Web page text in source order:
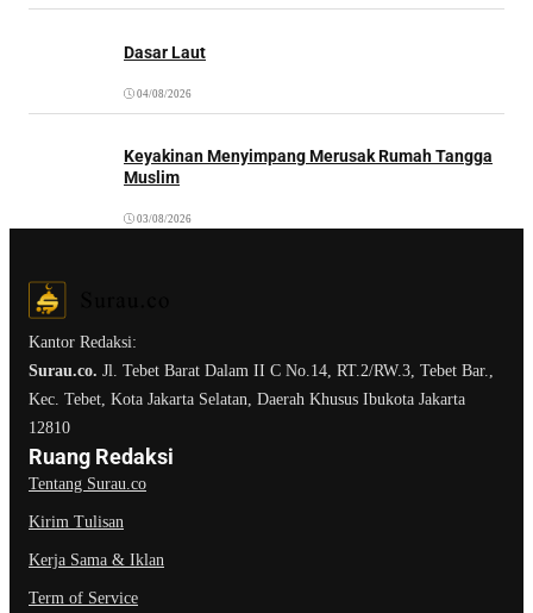
Dasar Laut
04/08/2026
Keyakinan Menyimpang Merusak Rumah Tangga
Muslim
03/08/2026
Kantor Redaksi:
Surau.co. Jl. Tebet Barat Dalam II C No.14, RT.2/RW.3, Tebet Bar.,
Kec. Tebet, Kota Jakarta Selatan, Daerah Khusus Ibukota Jakarta
12810
Ruang Redaksi
Tentang Surau.co
Kirim Tulisan
Kerja Sama & Iklan
Term of Service